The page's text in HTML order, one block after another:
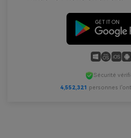
Sécurité
4,552,321
personnes